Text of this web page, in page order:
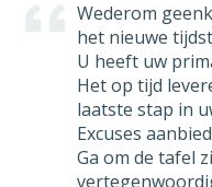
Wederom
het nieuwe
U heeft uw
Het op tijd
laatste stap in
Excuses
Ga om de tafel